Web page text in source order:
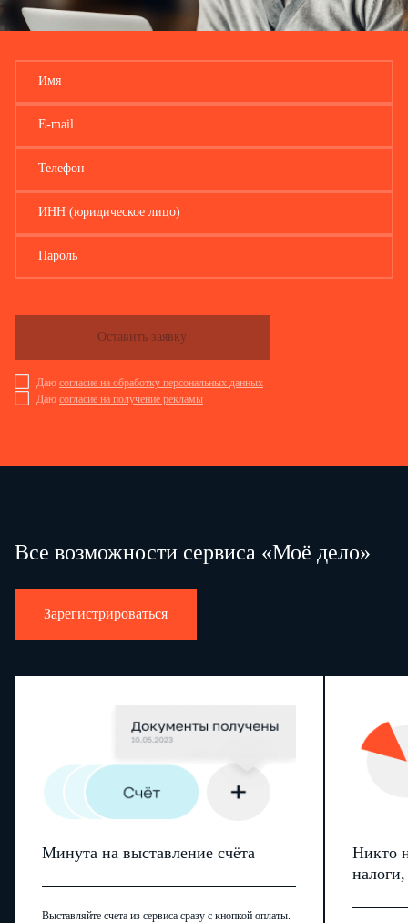
Имя
E-mail
Телефон
ИНН (юридическое лицо)
Пароль
Даю согласие на обработку персональных данных
Даю согласие на получение рекламы
Оставить заявку
Все возможности сервиса «Моё дело»
Зарегистрироваться
Минута на выставление счёта
Выставляйте счета из сервиса сразу с кнопкой оплаты.
Никто